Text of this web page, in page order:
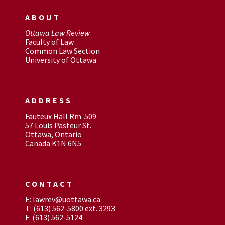
ABOUT
Ottawa Law Review
Faculty of Law
Common Law Section
University of Ottawa
ADDRESS
Fauteux Hall Rm. 509
57 Louis Pasteur St.
Ottawa, Ontario
Canada K1N 6N5
CONTACT
E: lawrev@uottawa.ca
T: (613) 562-5800 ext. 3293
F: (613) 562-5124